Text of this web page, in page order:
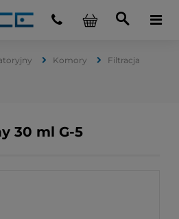
Komory Filtracja
30 ml G-5